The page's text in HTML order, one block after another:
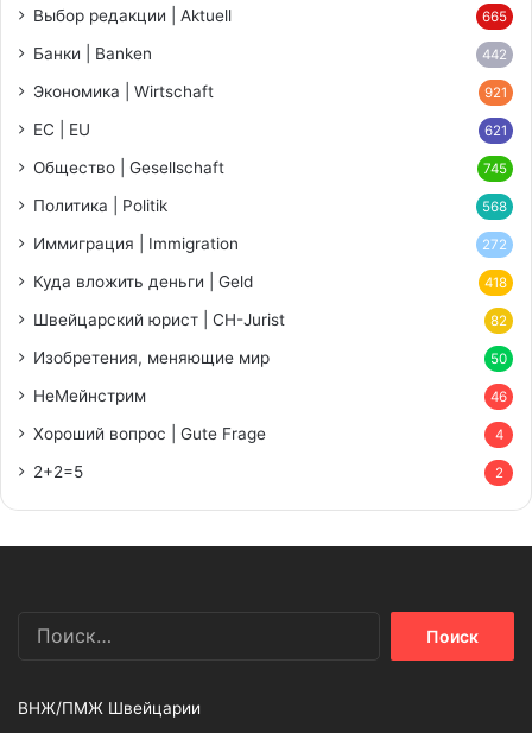
Выбор редакции | Aktuell 665
Банки | Banken 442
Экономика | Wirtschaft 921
ЕС | EU 621
Общество | Gesellschaft 745
Политика | Politik 568
Иммиграция | Immigration 272
Куда вложить деньги | Geld 418
Швейцарский юрист | CH-Jurist 82
Изобретения, меняющие мир 50
НеМейнстрим 46
Хороший вопрос | Gute Frage 4
2+2=5 2
ВНЖ/ПМЖ Швейцарии